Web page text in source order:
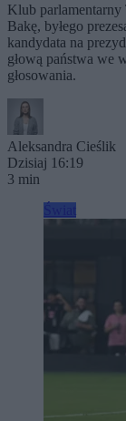
Klub parlamentarny
Bakę, byłego
kandydata na
głową państwa we
głosowania.
Aleksandra Cieślik
Dzisiaj 16:19
3 min